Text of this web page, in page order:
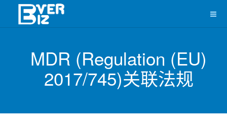
MDR (Regulation (EU)
2017/745)关联法规